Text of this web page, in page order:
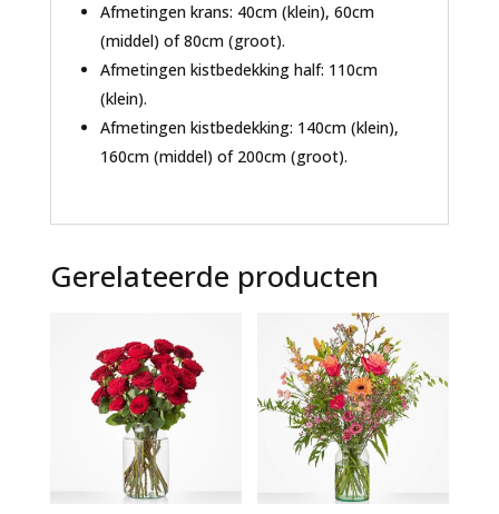
Afmetingen krans: 40cm (klein), 60cm
(middel) of 80cm (groot).
Afmetingen kistbedekking half: 110cm
(klein).
Afmetingen kistbedekking: 140cm (klein),
160cm (middel) of 200cm (groot).
Gerelateerde producten